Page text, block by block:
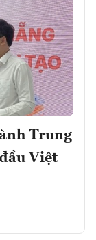
Trung
Việt